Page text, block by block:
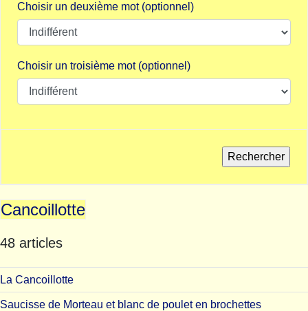
Choisir un deuxième mot (optionnel)
Choisir un troisième mot (optionnel)
Cancoillotte
48 articles
La Cancoillotte
Saucisse de Morteau et blanc de poulet en brochettes